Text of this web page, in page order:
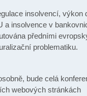
insolvencí, výkon
a insolvence v
předními
problematiku.
bude celá
webových stránkách